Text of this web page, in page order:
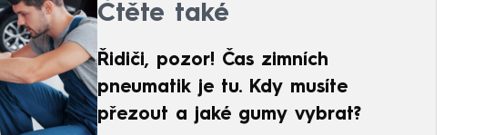
Čtěte také
Řidiči, pozor! Čas zimních
pneumatik je tu. Kdy musíte
přezout a jaké gumy vybrat?